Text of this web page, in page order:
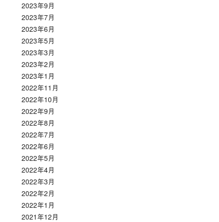
2023年9月
2023年7月
2023年6月
2023年5月
2023年3月
2023年2月
2023年1月
2022年11月
2022年10月
2022年9月
2022年8月
2022年7月
2022年6月
2022年5月
2022年4月
2022年3月
2022年2月
2022年1月
2021年12月